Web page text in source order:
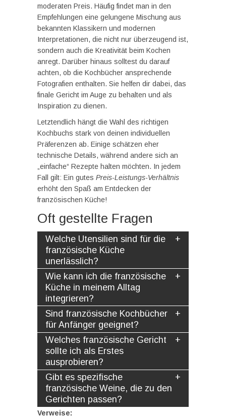
moderaten Preis. Häufig findet man in den
Empfehlungen eine gelungene Mischung aus
bekannten Klassikern und modernen
Interpretationen, die nicht nur überzeugend ist,
sondern auch die Kreativität beim Kochen
anregt. Darüber hinaus solltest du darauf
achten, ob die Kochbücher ansprechende
Fotografien enthalten. Sie helfen dir dabei, das
finale Gericht im Auge zu behalten und als
Inspiration zu dienen.
Letztendlich hängt die Wahl des richtigen
Kochbuchs stark von deinen individuellen
Präferenzen ab. Einige schätzen eher
technische Details, während andere sich an
„einfache“ Rezepte halten möchten. In jedem
Fall gilt: Ein gutes Preis-Leistungs-Verhältnis
erhöht den Spaß am Entdecken der
französischen Küche!
Oft gestellte Fragen
Welche Utensilien sind für die
französische Küche
unerlässlich?
Wie kann ich die französische
Küche in meinem Alltag
integrieren?
Sind französische Kochbücher
für Anfänger geeignet?
Welches französische Gericht
sollte ich als Erstes
ausprobieren?
Gibt es spezifische
französische Weine, die zu den
Gerichten passen?
Verweise: